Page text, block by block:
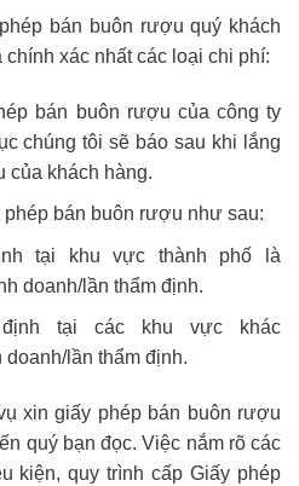
bán buôn rượu quý khách
xác nhất các loại chi phí:
bán buôn rượu của công ty
chúng tôi sẽ báo sau khi lắng
của khách hàng.
phép bán buôn rượu như sau:
tại khu vực thành phố là
doanh/lần thẩm định.
tại các khu vực khác
lần thẩm định.
xin giấy phép bán buôn rượu
quý bạn đọc. Việc nắm rõ các
kiện, quy trình cấp Giấy phép